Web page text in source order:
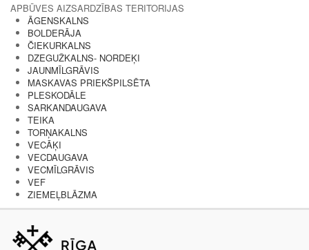
APBŪVES AIZSARDZĪBAS TERITORIJAS
ĀGENSKALNS
BOLDERĀJA
ČIEKURKALNS
DZEGUŽKALNS- NORDEĶI
JAUNMĪLGRĀVIS
MASKAVAS PRIEKŠPILSĒTA
PLESKODĀLE
SARKANDAUGAVA
TEIKA
TORŅAKALNS
VECĀĶI
VECDAUGAVA
VECMĪLGRĀVIS
VEF
ZIEMEĻBLĀZMA